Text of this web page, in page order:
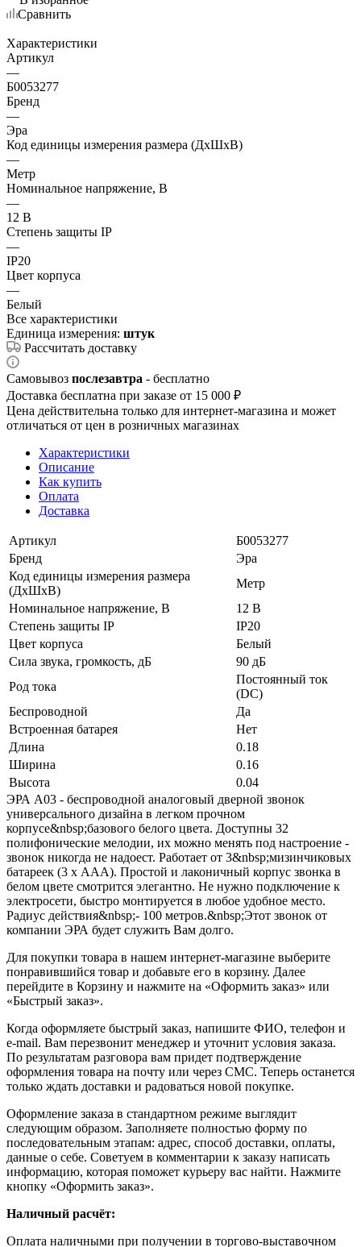
Сравнить
Характеристики
Артикул
—
Б0053277
Бренд
—
Эра
Код единицы измерения размера (ДхШхВ)
—
Метр
Номинальное напряжение, В
—
12 В
Степень защиты IP
—
IP20
Цвет корпуса
—
Белый
Все характеристики
Единица измерения: штук
Рассчитать доставку
Самовывоз послезавтра - бесплатно
Доставка бесплатна при заказе от 15 000 ₽
Цена действительна только для интернет-магазина и может
отличаться от цен в розничных магазинах
Характеристики
Описание
Как купить
Оплата
Доставка
Артикул
Б0053277
Бренд
Эра
Код единицы измерения размера
(ДхШхВ)
Метр
Номинальное напряжение, В
12 В
Степень защиты IP
IP20
Цвет корпуса
Белый
Сила звука, громкость, дБ
90 дБ
Род тока
Постоянный ток
(DC)
Беспроводной
Да
Встроенная батарея
Нет
Длина
0.18
Ширина
0.16
Высота
0.04
ЭРА А03 - беспроводной аналоговый дверной звонок
универсального дизайна в легком прочном
корпусе&nbsp;базового белого цвета. Доступны 32
полифонические мелодии, их можно менять под настроение -
звонок никогда не надоест. Работает от 3&nbsp;мизинчиковых
батареек (3 х ААА). Простой и лаконичный корпус звонка в
белом цвете смотрится элегантно. Не нужно подключение к
электросети, быстро монтируется в любое удобное место.
Радиус действия&nbsp;- 100 метров.&nbsp;Этот звонок от
компании ЭРА будет служить Вам долго.
Для покупки товара в нашем интернет-магазине выберите
понравившийся товар и добавьте его в корзину. Далее
перейдите в Корзину и нажмите на «Оформить заказ» или
«Быстрый заказ».
Когда оформляете быстрый заказ, напишите ФИО, телефон и
e-mail. Вам перезвонит менеджер и уточнит условия заказа.
По результатам разговора вам придет подтверждение
оформления товара на почту или через СМС. Теперь останется
только ждать доставки и радоваться новой покупке.
Оформление заказа в стандартном режиме выглядит
следующим образом. Заполняете полностью форму по
последовательным этапам: адрес, способ доставки, оплаты,
данные о себе. Советуем в комментарии к заказу написать
информацию, которая поможет курьеру вас найти. Нажмите
кнопку «Оформить заказ».
Наличный расчёт:
Оплата наличными при получении в торгово-выставочном